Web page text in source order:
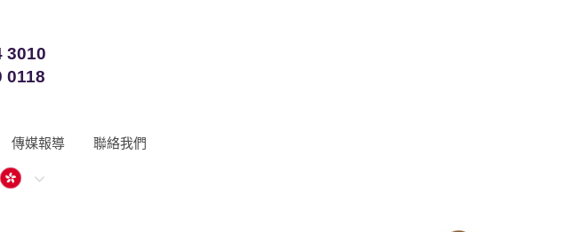
3010
0118
傳媒報導 聯絡我們
Hong Kong